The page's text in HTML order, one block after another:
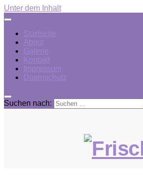
Unter dem Inhalt
Startseite
About
Galerie
Kontakt
Impressum
Datenschutz
Suchen nach: